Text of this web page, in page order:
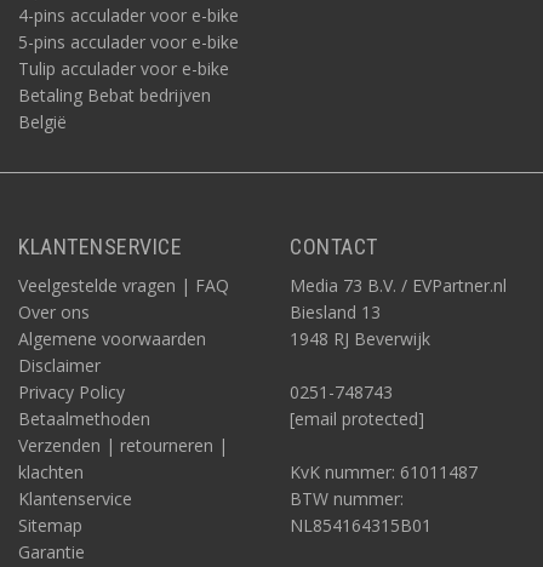
4-pins acculader voor e-bike
5-pins acculader voor e-bike
Tulip acculader voor e-bike
Betaling Bebat bedrijven
België
KLANTENSERVICE
Veelgestelde vragen | FAQ
Over ons
Algemene voorwaarden
Disclaimer
Privacy Policy
Betaalmethoden
Verzenden | retourneren |
klachten
Klantenservice
Sitemap
Garantie
CONTACT
Media 73 B.V. / EVPartner.nl
Biesland 13
1948 RJ Beverwijk
0251-748743
[email protected]
KvK nummer: 61011487
BTW nummer:
NL854164315B01